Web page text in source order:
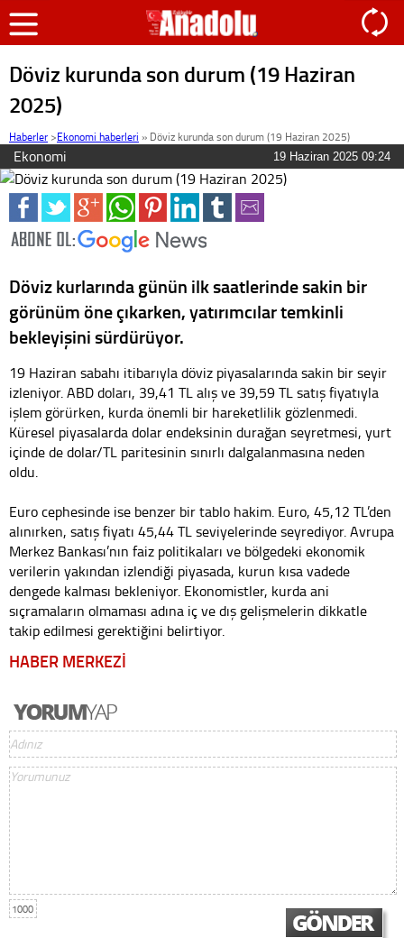
Döviz kurunda son durum (19 Haziran
2025)
Haberler >Ekonomi haberleri » Döviz kurunda son durum (19 Haziran 2025)
Ekonomi 19 Haziran 2025 09:24
Döviz kurlarında günün ilk saatlerinde sakin bir
görünüm öne çıkarken, yatırımcılar temkinli
bekleyişini sürdürüyor.
19 Haziran sabahı itibarıyla döviz piyasalarında sakin bir seyir
izleniyor. ABD doları, 39,41 TL alış ve 39,59 TL satış fiyatıyla
işlem görürken, kurda önemli bir hareketlilik gözlenmedi.
Küresel piyasalarda dolar endeksinin durağan seyretmesi, yurt
içinde de dolar/TL paritesinin sınırlı dalgalanmasına neden
oldu.
Euro cephesinde ise benzer bir tablo hakim. Euro, 45,12 TL’den
alınırken, satış fiyatı 45,44 TL seviyelerinde seyrediyor. Avrupa
Merkez Bankası’nın faiz politikaları ve bölgedeki ekonomik
verilerin yakından izlendiği piyasada, kurun kısa vadede
dengede kalması bekleniyor. Ekonomistler, kurda ani
sıçramaların olmaması adına iç ve dış gelişmelerin dikkatle
takip edilmesi gerektiğini belirtiyor.
HABER MERKEZİ
1000